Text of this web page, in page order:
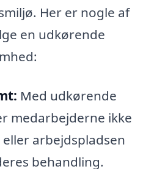
Her er nogle af
en udkørende
Med udkørende
medarbejderne ikke
arbejdspladsen
behandling.